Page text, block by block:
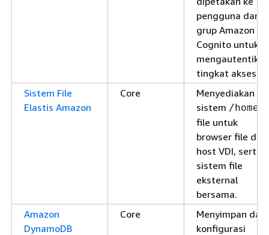
pengguna dan
grup Amazon
Cognito untuk
tingkat akses.
Sistem File
Elastis Amazon
Core
Menyediakan
sistem /home
file untuk
browser file dan
host VDI, serta
sistem file
eksternal
bersama.
Amazon
DynamoDB
Core
Menyimpan
konfigurasi